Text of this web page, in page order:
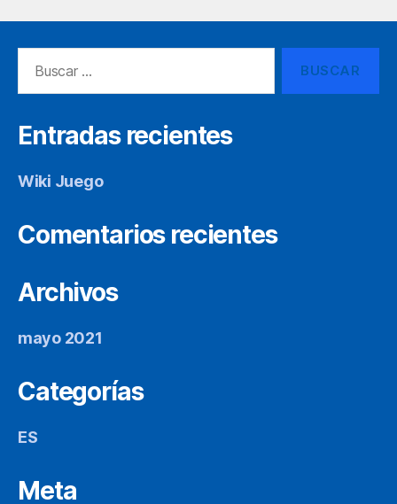
Entradas recientes
Wiki Juego
Comentarios recientes
Archivos
mayo 2021
Categorías
ES
Meta